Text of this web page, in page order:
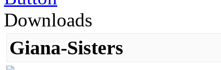
Downloads
Giana-Sisters